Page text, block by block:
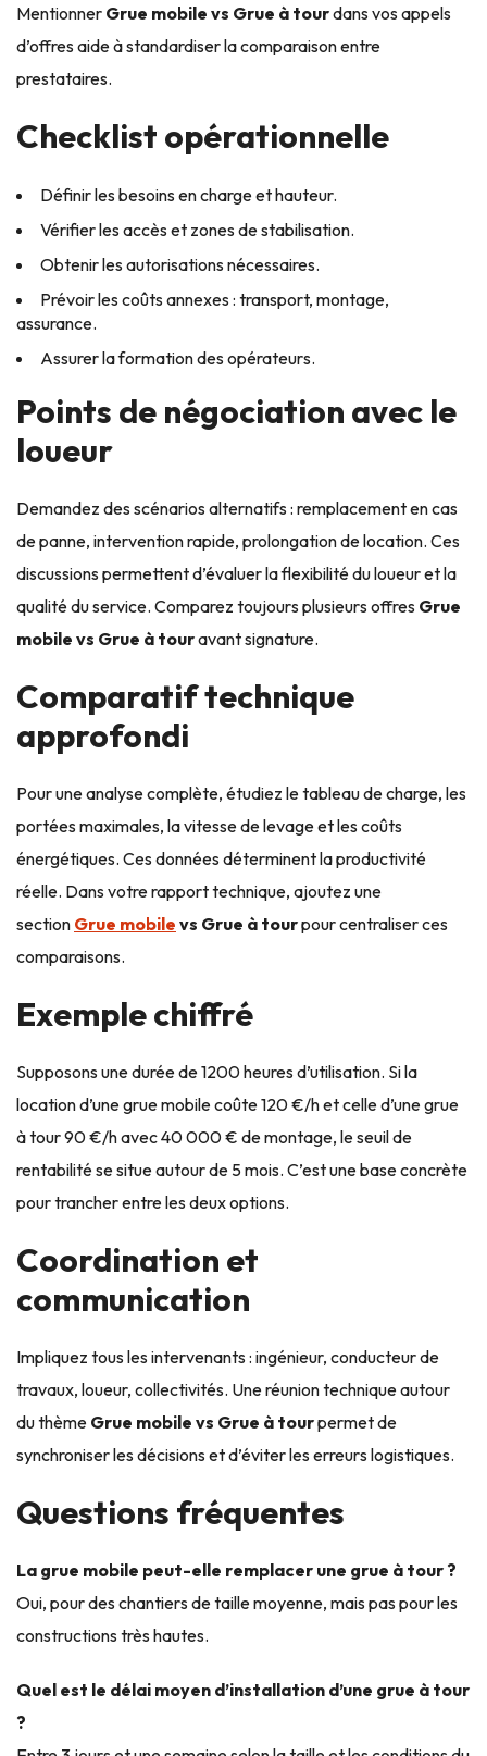
Mentionner Grue mobile vs Grue à tourdans vos appels
d’offres aide à standardiser la comparaison entre
prestataires.
Checklist opérationnelle
Définir les besoins en charge et hauteur.
Vérifier les accès et zones de stabilisation.
Obtenir les autorisations nécessaires.
Prévoir les coûts annexes : transport, montage,
assurance.
Assurer la formation des opérateurs.
Points de négociation avec le
loueur
Demandez des scénarios alternatifs : remplacement en cas
de panne, intervention rapide, prolongation de location. Ces
discussions permettent d’évaluer la flexibilité du loueur et la
qualité du service. Comparez toujours plusieurs offres Grue
mobile vs Grue à touravant signature.
Comparatif technique
approfondi
Pour une analyse complète, étudiez le tableau de charge, les
portées maximales, la vitesse de levage et les coûts
énergétiques. Ces données déterminent la productivité
réelle. Dans votre rapport technique, ajoutez une
section Grue mobile vs Grue à tourpour centraliser ces
comparaisons.
Exemple chiffré
Supposons une durée de 1200 heures d’utilisation. Si la
location d’une grue mobile coûte 120 €/h et celle d’une grue
à tour 90 €/h avec 40 000 € de montage, le seuil de
rentabilité se situe autour de 5 mois. C’est une base concrète
pour trancher entre les deux options.
Coordination et
communication
Impliquez tous les intervenants : ingénieur, conducteur de
travaux, loueur, collectivités. Une réunion technique autour
du thème Grue mobile vs Grue à tourpermet de
synchroniser les décisions et d’éviter les erreurs logistiques.
Questions fréquentes
La grue mobile peut-elle remplacer une grue à tour ?
Oui, pour des chantiers de taille moyenne, mais pas pour les
constructions très hautes.
Quel est le délai moyen d’installation d’une grue à tour
?